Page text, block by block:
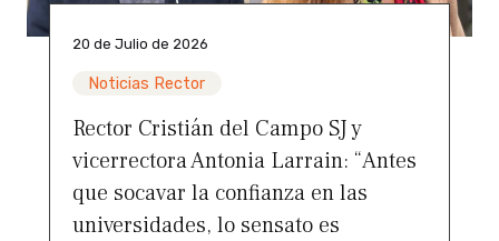
20 de Julio de 2026
Noticias Rector
Rector Cristián del Campo SJ y
vicerrectora Antonia Larrain: “Antes
que socavar la confianza en las
universidades, lo sensato es